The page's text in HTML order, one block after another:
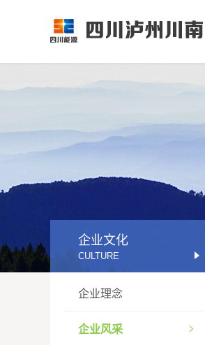
企业文化
CULTURE
企业理念

企业风采